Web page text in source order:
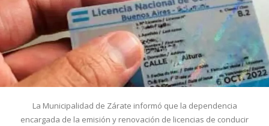
La Municipalidad de Zárate informó que la dependencia
encargada de la emisión y renovación de licencias de conducir